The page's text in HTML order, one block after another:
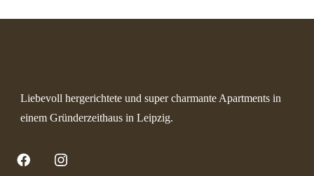
Liebevoll hergerichtete und super charmante Apartments in
einem Gründerzeithaus in Leipzig.
Facebook
Instagram